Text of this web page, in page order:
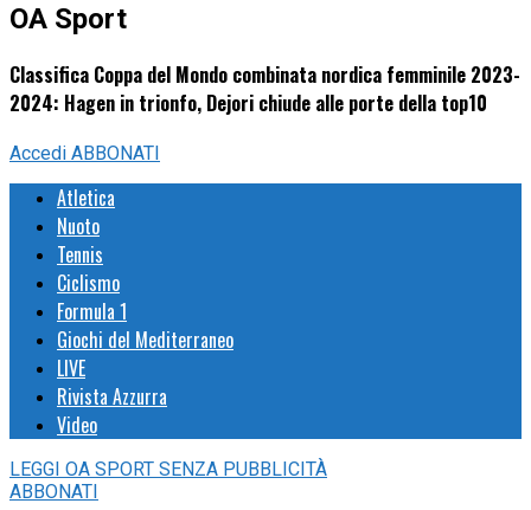
OA Sport
Classifica Coppa del Mondo combinata nordica femminile 2023-
2024: Hagen in trionfo, Dejori chiude alle porte della top10
Accedi ABBONATI
Atletica
Nuoto
Tennis
Ciclismo
Formula 1
Giochi del Mediterraneo
LIVE
Rivista Azzurra
Video
LEGGI OA SPORT SENZA PUBBLICITÀ
ABBONATI